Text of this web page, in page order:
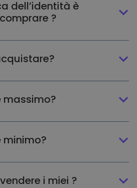
dell’identità è
?
massimo?
minimo?
i miei ?